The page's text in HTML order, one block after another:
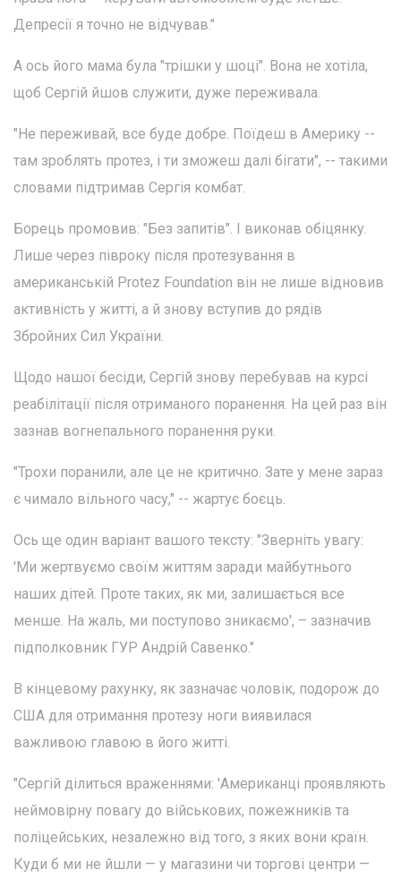
Депресії я точно не відчував."
А ось його мама була "трішки у шоці". Вона не хотіла,
щоб Сергій йшов служити, дуже переживала.
"Не переживай, все буде добре. Поїдеш в Америку --
там зроблять протез, і ти зможеш далі бігати", -- такими
словами підтримав Сергія комбат.
Борець промовив: "Без запитів". І виконав обіцянку.
Лише через півроку після протезування в
американській Protez Foundation він не лише відновив
активність у житті, а й знову вступив до рядів
Збройних Сил України.
Щодо нашої бесіди, Сергій знову перебував на курсі
реабілітації після отриманого поранення. На цей раз він
зазнав вогнепального поранення руки.
"Трохи поранили, але це не критично. Зате у мене зараз
є чимало вільного часу," -- жартує боєць.
Ось ще один варіант вашого тексту: "Зверніть увагу:
'Ми жертвуємо своїм життям заради майбутнього
наших дітей. Проте таких, як ми, залишається все
менше. На жаль, ми поступово зникаємо', – зазначив
підполковник ГУР Андрій Савенко."
В кінцевому рахунку, як зазначає чоловік, подорож до
США для отримання протезу ноги виявилася
важливою главою в його житті.
"Сергій ділиться враженнями: 'Американці проявляють
неймовірну повагу до військових, пожежників та
поліцейських, незалежно від того, з яких вони країн.
Куди б ми не йшли — у магазини чи торгові центри —